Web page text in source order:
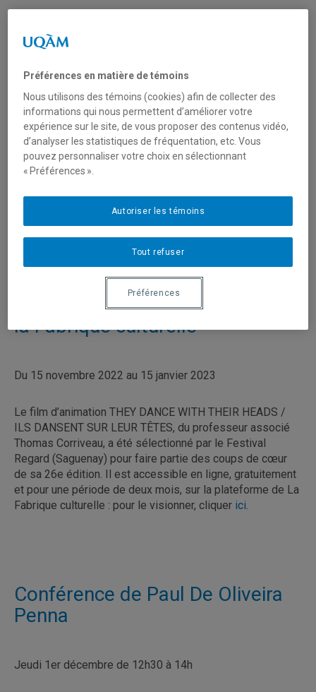
Jeudi 8 décembre de 12h à 18h
Vendredi 9 décembre de 12h à 20h
Samedi 10 décembre de 12h à 17h
Évènement Facebook :https://fb.me/e/2nJseHz1Q
Un film de Thomas Corriveau,
professeur associé, diffusé sur
la Fabrique culturelle
Du 15 novembre 2022 au 15 janvier 2023
Le film d’animation THEY DANCE WITH THEIR HEADS /
ILS DANSENT SUR LEUR TÊTES, du professeur associé
Thomas Corriveau, a été sélectionné par le Festival
Regard (Saguenay) pour faire partie des coups de cœur
de sa 26e édition. Il est accessible en ligne, gratuitement
et pour une période de deux mois, sur la plateforme de La
Fabrique culturelle : pour le visionner, cliquer ici.
Conférence de Paul De Oliveira
Penna
Jeudi 1er décembre de 12h30 à 14h
Préférences en matière de témoins
Nous utilisons des témoins (cookies) afin de collecter des
informations qui nous permettent d’améliorer votre
expérience sur le site, de vous proposer des contenus vidéo,
d’analyser les statistiques de fréquentation, etc. Vous
pouvez personnaliser votre choix en sélectionnant
« Préférences ».
Tout refuser
Autoriser les témoins
Préférences